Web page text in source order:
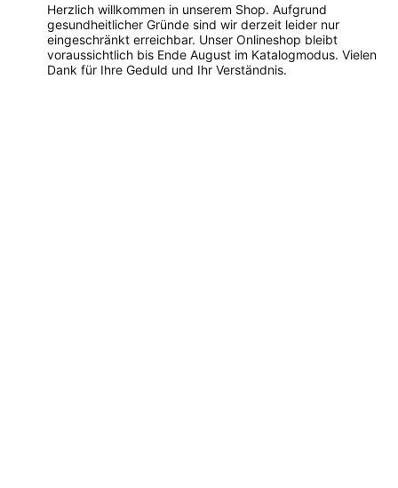
Herzlich willkommen in unserem Shop. Aufgrund
gesundheitlicher Gründe sind wir derzeit leider nur
eingeschränkt erreichbar. Unser Onlineshop bleibt
voraussichtlich bis Ende August im Katalogmodus. Vielen
Dank für Ihre Geduld und Ihr Verständnis.